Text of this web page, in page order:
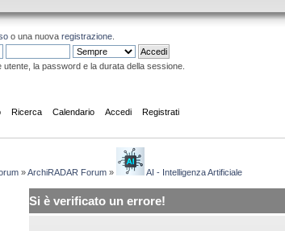
o una nuovaregistrazione.
utente, la password e la durata della sessione.
Ricerca Calendario Accedi Registrati
»ArchiRADAR Forum » AI - Intelligenza Artificiale
Si è verificato un errore!